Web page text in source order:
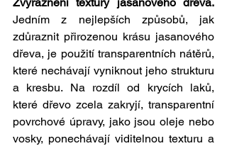
Jedním z nejlepších způsobů, jak
zdůraznit přirozenou krásu jasanového
dřeva, je použití transparentních nátěrů,
které nechávají vyniknout jeho strukturu
a kresbu. Na rozdíl od krycích laků,
které dřevo zcela zakryjí, transparentní
povrchové úpravy, jako jsou oleje nebo
vosky, ponechávají viditelnou texturu a